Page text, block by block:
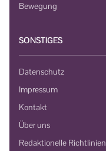
Bewegung
SONSTIGES
Datenschutz
Impressum
Kontakt
Über uns
Redaktionelle Richtlinien